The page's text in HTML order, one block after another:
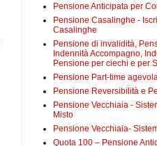
Pensione Anticipata per
Pensione Casalinghe -
Casalinghe
Pensione di invalidità,
Indennità Accompagno,
Pensione per ciechi e per
Pensione Part-time
Pensione Reversibilità e
Pensione Vecchiaia -
Misto
Pensione Vecchiaia-
Quota 100 – Pensione